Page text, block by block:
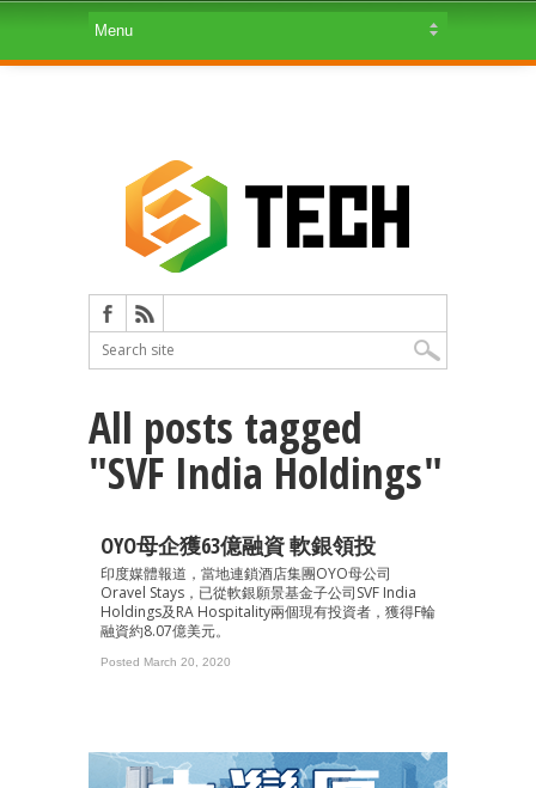
All posts tagged
"SVF India Holdings"
OYO母企獲63億融資 軟銀領投
印度媒體報道，當地連鎖酒店集團OYO母公司
Oravel Stays，已從軟銀願景基金子公司SVF India
Holdings及RA Hospitality兩個現有投資者，獲得F輪
融資約8.07億美元。
Posted March 20, 2020